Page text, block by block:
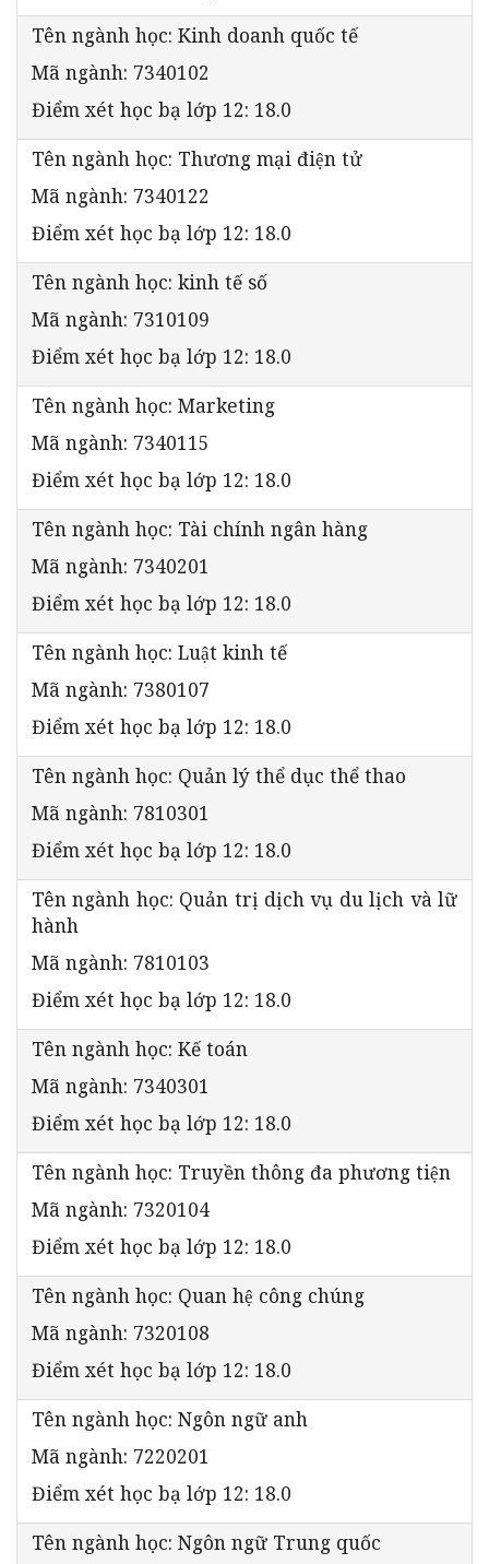
Tên ngành học: Kinh doanh quốc tế
Mã ngành: 7340102
Điểm xét học bạ lớp 12: 18.0
Tên ngành học: Thương mại điện tử
Mã ngành: 7340122
Điểm xét học bạ lớp 12: 18.0
Tên ngành học: kinh tế số
Mã ngành: 7310109
Điểm xét học bạ lớp 12: 18.0
Tên ngành học: Marketing
Mã ngành: 7340115
Điểm xét học bạ lớp 12: 18.0
Tên ngành học: Tài chính ngân hàng
Mã ngành: 7340201
Điểm xét học bạ lớp 12: 18.0
Tên ngành học: Luật kinh tế
Mã ngành: 7380107
Điểm xét học bạ lớp 12: 18.0
Tên ngành học: Quản lý thể dục thể thao
Mã ngành: 7810301
Điểm xét học bạ lớp 12: 18.0
Tên ngành học: Quản trị dịch vụ du lịch và lữ
hành
Mã ngành: 7810103
Điểm xét học bạ lớp 12: 18.0
Tên ngành học: Kế toán
Mã ngành: 7340301
Điểm xét học bạ lớp 12: 18.0
Tên ngành học: Truyền thông đa phương tiện
Mã ngành: 7320104
Điểm xét học bạ lớp 12: 18.0
Tên ngành học: Quan hệ công chúng
Mã ngành: 7320108
Điểm xét học bạ lớp 12: 18.0
Tên ngành học: Ngôn ngữ anh
Mã ngành: 7220201
Điểm xét học bạ lớp 12: 18.0
Tên ngành học: Ngôn ngữ Trung quốc